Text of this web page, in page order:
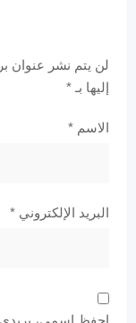
لن يتم نشر عنوان
إليها بـ *
الاسم *
البريد الإلكتروني *
احفظ اسمي، بريدي